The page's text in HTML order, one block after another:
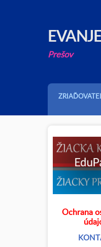
Prešov
Ochrana